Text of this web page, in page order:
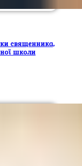
священника,
школи